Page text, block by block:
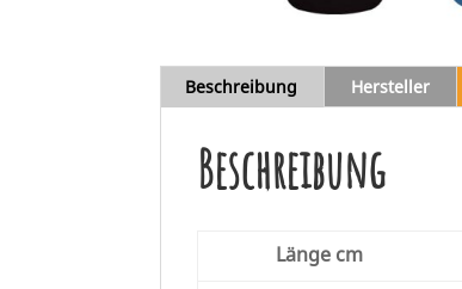
Beschreibung Hersteller
Beschreibung
Länge cm